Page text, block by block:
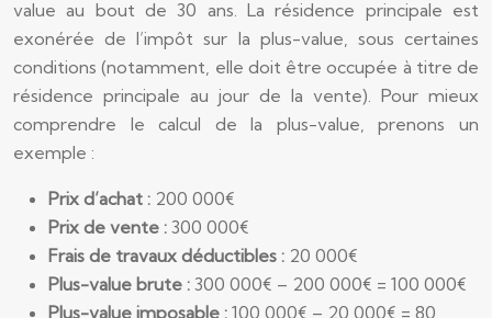
value au bout de 30 ans. La résidence principale est
exonérée de l’impôt sur la plus-value, sous certaines
conditions (notamment, elle doit être occupée à titre de
résidence principale au jour de la vente). Pour mieux
comprendre le calcul de la plus-value, prenons un
exemple :
Prix d’achat : 200 000€
Prix de vente : 300 000€
Frais de travaux déductibles : 20 000€
Plus-value brute : 300 000€ – 200 000€ = 100 000€
Plus-value imposable : 100 000€ – 20 000€ = 80